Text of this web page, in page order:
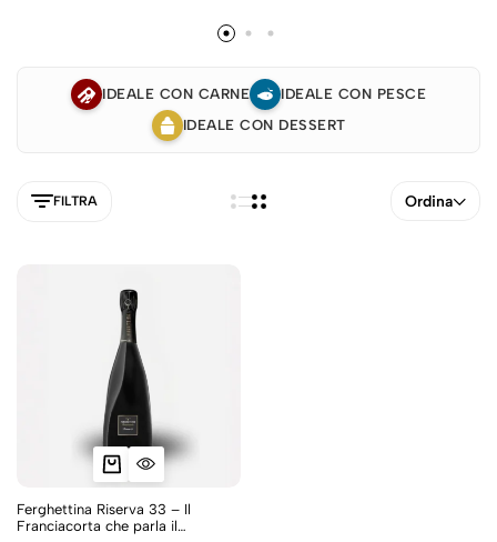
IDEALE CON CARNE
IDEALE CON PESCE
IDEALE CON DESSERT
FILTRA Ordina
Ferghettina Riserva 33 – Il
Franciacorta che parla il
5NEW